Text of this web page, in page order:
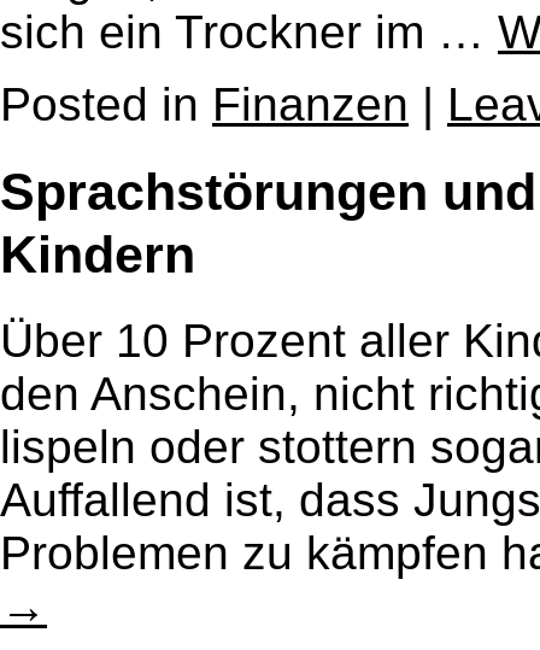
sich ein Trockner im …
Posted in Finanzen |
Sprachstörungen
Kindern
Über 10 Prozent aller
den Anschein, nicht
lispeln oder stottern
Auffallend ist, dass
Problemen zu kämpfen
→